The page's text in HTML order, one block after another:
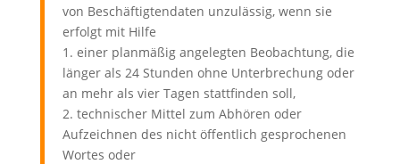
von Beschäftigtendaten unzulässig, wenn sie
erfolgt mit Hilfe
1. einer planmäßig angelegten Beobachtung, die
länger als 24 Stunden ohne Unterbrechung oder
an mehr als vier Tagen stattfinden soll,
2. technischer Mittel zum Abhören oder
Aufzeichnen des nicht öffentlich gesprochenen
Wortes oder